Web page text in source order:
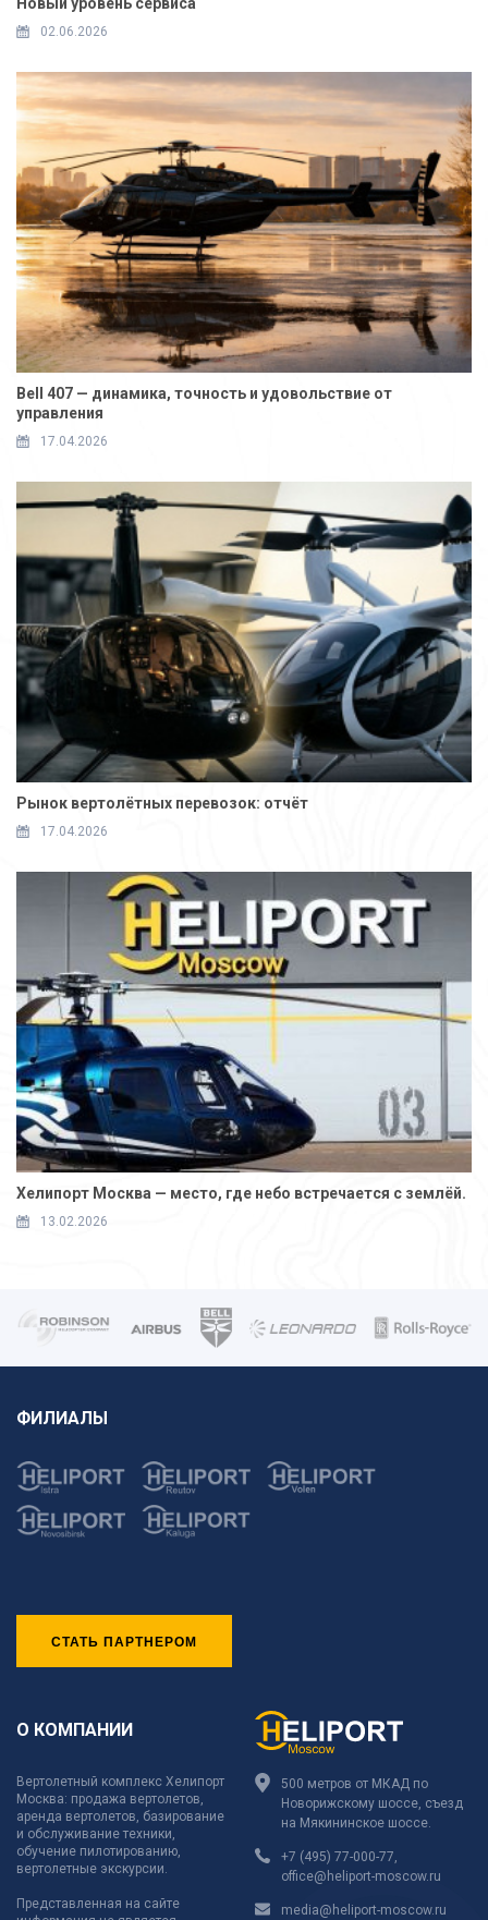
Новый уровень сервиса
02.06.2026
Bell 407 — динамика, точность и удовольствие от
управления
17.04.2026
Рынок вертолётных перевозок: отчёт
17.04.2026
Хелипорт Москва — место, где небо встречается с землёй.
13.02.2026
ФИЛИАЛЫ
СТАТЬ ПАРТНЕРОМ
О КОМПАНИИ
Вертолетный комплекс Хелипорт
Москва: продажа вертолетов,
аренда вертолетов, базирование
и обслуживание техники,
обучение пилотированию,
вертолетные экскурсии.
Представленная на сайте
500 метров от МКАД по
Новорижскому шоссе, съезд
на Мякининское шоссе.
+7 (495) 77-000-77
office@heliport-moscow.ru
media@heliport-moscow.ru